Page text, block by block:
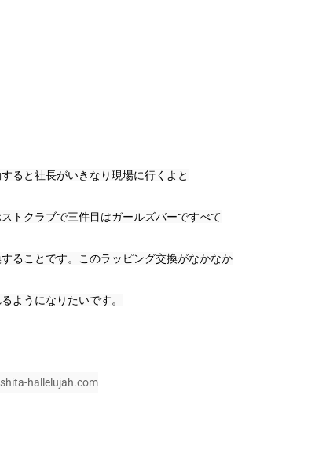
ると社長がいきなり現場に行くよと
トクラブで三件目はガールズバーですべて
ることです。このラッピング交換がなかなか
ようになりたいです。
hallelujah.com